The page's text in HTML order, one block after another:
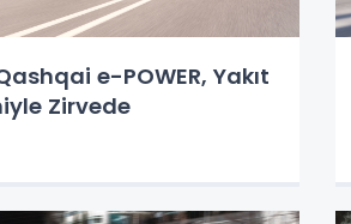
e-POWER, Yakıt
Tüketimiyle Zirvede